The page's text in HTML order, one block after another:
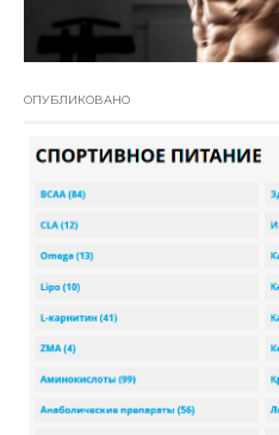
ОПУБЛИКОВАНО